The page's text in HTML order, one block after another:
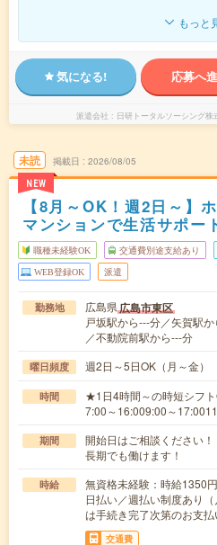
もっと
気になる! 応募へ
派遣会社 日研トータルソーシング
未読
NEW
掲載日 2026/08/05
【8月～OK！週2日～】
マンションで生活サポー
職種未経験OK 交通費別途支給あり
WEB登録OK 派遣
勤務地 広島県広島市東区
戸坂駅から---分／矢賀駅
／不動院前駅から---分
曜日頻度 週2日～5日OK（月～金
時間
★1日4時間～の時短シフ
7:00～16:009:00～
期間
開始日はご相談ください
長期でも働けます！
時給
無資格未経験：時給
日払い／週払い制度あり
は手続き完了次第のお支払
交通費